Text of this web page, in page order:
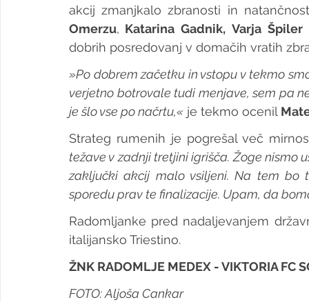
akcij zmanjkalo zbranosti in
Omerzu, Katarina Gadnik, Varja Špiler
dobrih posredovanj v domačih vratih
»Po dobrem začetku in vstopu v tekmo
verjetno botrovale tudi menjave, sem pa
je šlo vse po načrtu,« je tekmo ocenil
Strateg rumenih je pogrešal več
težave v zadnji tretjini igrišča. Žoge nismo
zaključki akcij malo vsiljeni. Na tem
sporedu prav te finalizacije. Upam, da
Radomljanke pred nadaljevanjem
italijansko Triestino.
ŽNK RADOMLJE MEDEX - VIKTORIA FC
FOTO: Aljoša Cankar